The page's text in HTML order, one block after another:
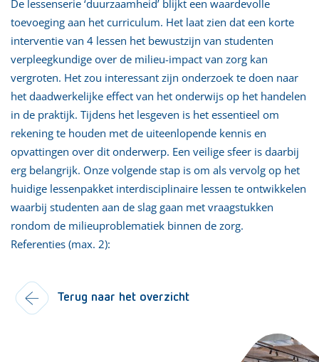
De lessenserie ‘duurzaamheid’ blijkt een waardevolle
toevoeging aan het curriculum. Het laat zien dat een korte
interventie van 4 lessen het bewustzijn van studenten
verpleegkundige over de milieu-impact van zorg kan
vergroten. Het zou interessant zijn onderzoek te doen naar
het daadwerkelijke effect van het onderwijs op het handelen
in de praktijk. Tijdens het lesgeven is het essentieel om
rekening te houden met de uiteenlopende kennis en
opvattingen over dit onderwerp. Een veilige sfeer is daarbij
erg belangrijk. Onze volgende stap is om als vervolg op het
huidige lessenpakket interdisciplinaire lessen te ontwikkelen
waarbij studenten aan de slag gaan met vraagstukken
rondom de milieuproblematiek binnen de zorg.
Referenties (max. 2):
Terug naar het overzicht